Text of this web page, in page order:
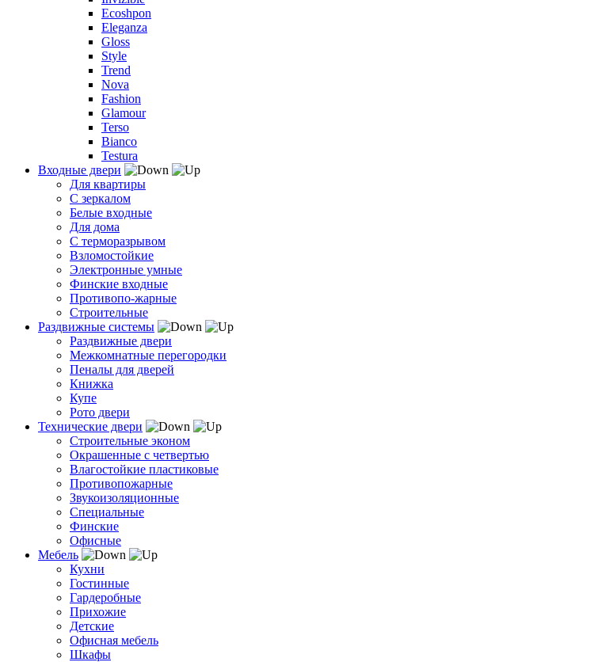
Ecoshpon
Eleganza
Gloss
Style
Trend
Nova
Fashion
Glamour
Terso
Bianco
Testura
Входные двери
Для квартиры
С зеркалом
Белые входные
Для дома
С терморазрывом
Взломостойкие
Электронные умные
Финские входные
Противопо-жарные
Строительные
Раздвижные системы
Раздвижные двери
Межкомнатные перегородки
Пеналы для дверей
Книжка
Купе
Рото двери
Технические двери
Строительные эконом
Окрашенные с четвертью
Влагостойкие пластиковые
Противопожарные
Звукоизоляционные
Специальные
Финские
Офисные
Мебель
Кухни
Гостинные
Гардеробные
Прихожие
Детские
Офисная мебель
Шкафы